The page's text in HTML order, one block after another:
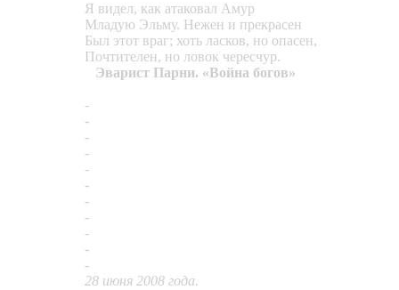
Я видел, как атаковал Амур
Младую Эльму. Нежен и прекрасен
Был этот враг; хоть ласков, но опасен,
Почтителен, но ловок чересчур.
Эварист Парни. «Война богов»
-
-
-
-
-
-
-
-
-
-
-
28 июня 2008 года.